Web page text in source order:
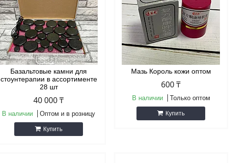
Базальтовые камни для
стоунтерапии в ассортименте
28 шт
40 000 ₸
В наличии Оптом и в розницу
Купить
Мазь Король кожи оптом
600 ₸
В наличии Только оптом
Купить